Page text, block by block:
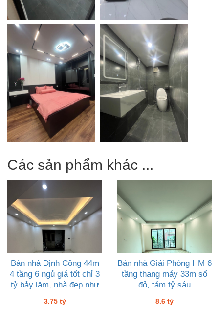
Các sản phẩm khác ...
Bán nhà Định Công 44m
4 tầng 6 ngủ giá tốt chỉ 3
tỷ bảy lăm, nhà đẹp như
3.75 tỷ
Bán nhà Giải Phóng HM 6
tầng thang máy 33m sổ
đỏ, tám tỷ sáu
8.6 tỷ